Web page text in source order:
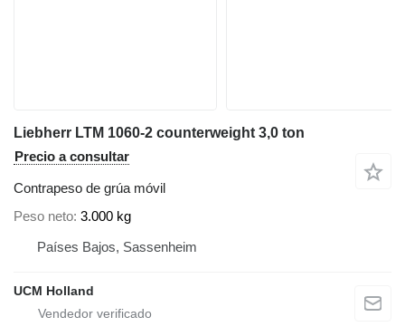
Liebherr LTM 1060-2 counterweight 3,0 ton
Precio a consultar
Contrapeso de grúa móvil
Peso neto 3.000 kg
Países Bajos, Sassenheim
UCM Holland